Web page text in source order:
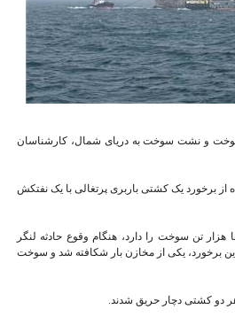
سوخت و نشت سوخت به دریای شمال، کارشناسان
از برخورد یک کشتی باربری پرتغالی با یک نفتکش
تن سوخت را دارد، هنگام وقوع حادثه لنگر
این برخورد، یکی از مخازن بار شکافته شد و سوخت